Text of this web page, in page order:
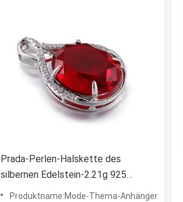
Prada-Perlen-Halskette des
silbernen Edelstein-2.21g 925
hängende mit Ruby Pendant
Produktname:Mode-Thema-Anhänger